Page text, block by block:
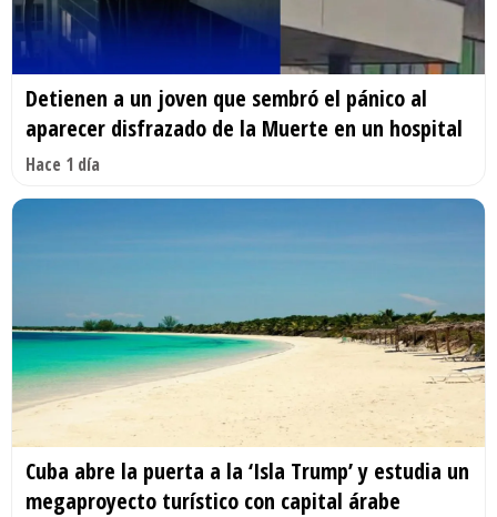
Detienen a un joven que sembró el pánico al
aparecer disfrazado de la Muerte en un hospital
Hace 1 día
Cuba abre la puerta a la ‘Isla Trump’ y estudia un
megaproyecto turístico con capital árabe